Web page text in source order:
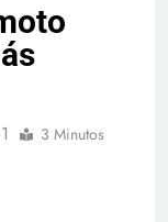
1 3 Minutos